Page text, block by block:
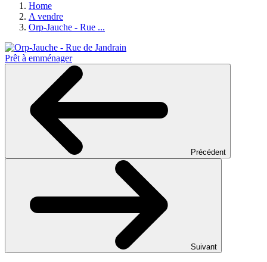
Home
A vendre
Orp-Jauche - Rue ...
Prêt à emménager
Précédent
Suivant